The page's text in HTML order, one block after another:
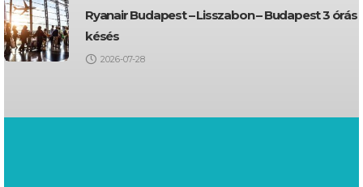
Ryanair Budapest – Lisszabon – Budapest 3 órás
késés
2026-07-28